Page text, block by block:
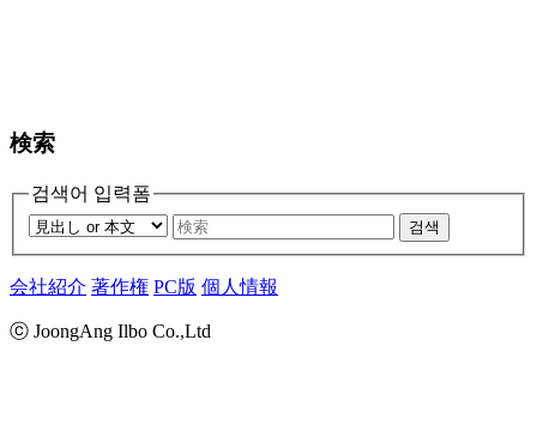
検索
검색어 입력폼
검색
会社紹介 著作権 PC版 個人情報
ⓒ JoongAng Ilbo Co.,Ltd